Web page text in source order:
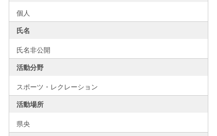
個人
氏名
氏名非公開
活動分野
スポーツ・レクレーション
活動場所
県央